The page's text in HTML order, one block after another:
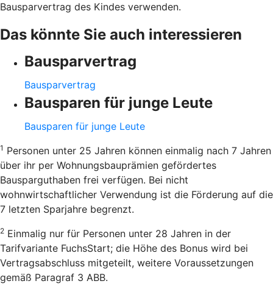
Bausparvertrag des Kindes verwenden.
Das könnte Sie auch interessieren
Bausparvertrag
Bausparvertrag
Bausparen für junge Leute
Bausparen für junge Leute
1 Personen unter 25 Jahren können einmalig nach 7 Jahren
über ihr per Wohnungsbauprämien gefördertes
Bausparguthaben frei verfügen. Bei nicht
wohnwirtschaftlicher Verwendung ist die Förderung auf die
7 letzten Sparjahre begrenzt.
2 Einmalig nur für Personen unter 28 Jahren in der
Tarifvariante FuchsStart; die Höhe des Bonus wird bei
Vertragsabschluss mitgeteilt, weitere Voraussetzungen
gemäß Paragraf 3 ABB.